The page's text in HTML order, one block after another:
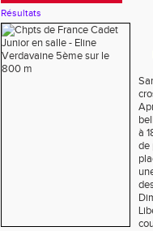
Résultats
à
de